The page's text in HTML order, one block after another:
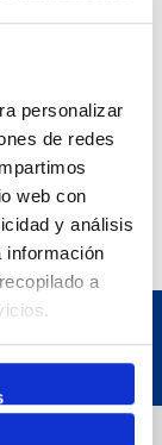
personalizar
de redes
web con
y análisis
información
a